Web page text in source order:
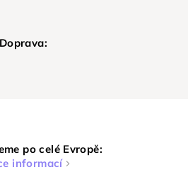
Doprava:
po celé Evropě:
informací